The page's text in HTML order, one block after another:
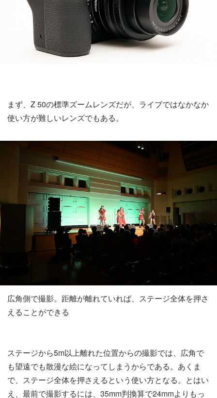
まず、Z 50の標準ズームレンズだが、ライブではなかなか
使い方が難しいレンズでもある。
広角側で撮影。距離が離れていれば、ステージ全体を押さ
えることができる
ステージから5m以上離れた位置からの撮影では、広角で
も望遠でも散漫な絵になってしまうからである。あくま
で、ステージ全体を押さえるという使い方となる。とはい
え、最前で撮影するには、35mm判換算で24mmよりもっ